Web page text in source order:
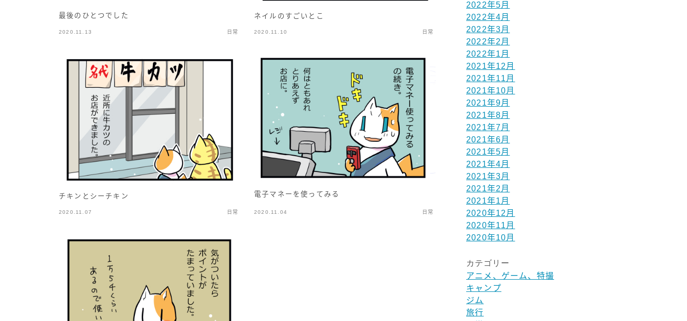
最後のひとつでした
2020.11.13 日常
ネイルのすごいとこ
2020.11.10 日常
チキンとシーチキン
2020.11.07 日常
電子マネーを使ってみる
2020.11.04 日常
2022年5月
2022年4月
2022年3月
2022年2月
2022年1月
2021年12月
2021年11月
2021年10月
2021年9月
2021年8月
2021年7月
2021年6月
2021年5月
2021年4月
2021年3月
2021年2月
2021年1月
2020年12月
2020年11月
2020年10月
カテゴリー
アニメ、ゲーム、特撮
キャンプ
ジム
旅行